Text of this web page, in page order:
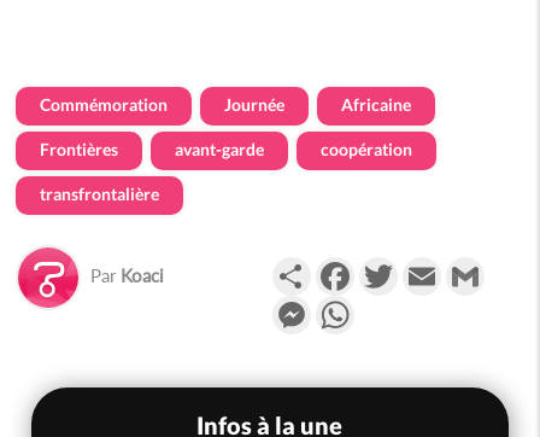
Commémoration Journée Africaine
Frontières avant-garde coopération
transfrontalière
Par Koaci PartagerFacebookTwitterEmail
Messenger
Infos à la une